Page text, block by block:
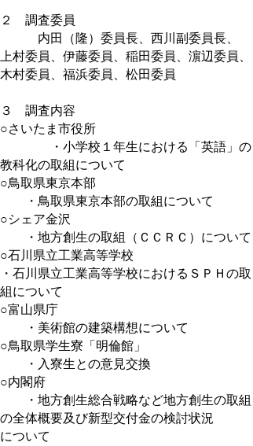
２ 調査委員
内田（隆）委員長、西川副委員長、
上村委員、伊藤委員、稲田委員、濵辺委員、
木村委員、福浜委員、松田委員
３ 調査内容
○さいたま市役所
・小学校１年生における「英語」の
教科化の取組について
○鳥取県東京本部
・鳥取県東京本部の取組について
○シェア金沢
・地方創生の取組（ＣＣＲＣ）について
○石川県立工業高等学校
・石川県立工業高等学校におけるＳＰＨの取
組について
○富山県庁
・美術館の建築構想について
○鳥取県学生寮「明倫館」
・入寮生との意見交換
○内閣府
・地方創生総合戦略など地方創生の取組
の全体概要及び新型交付金の検討状況
について